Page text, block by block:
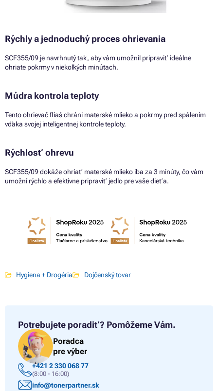
Rýchly a jednoduchý proces ohrievania
SCF355/09 je navrhnutý tak, aby vám umožnil pripraviť ideálne
ohriate pokrmy v niekoľkých minútach.
Múdra kontrola teploty
Tento ohrievač fliaš chráni materské mlieko a pokrmy pred spálením
vďaka svojej inteligentnej kontrole teploty.
Rýchlosť ohrevu
SCF355/09 dokáže ohriať materské mlieko iba za 3 minúty, čo vám
umožní rýchlo a efektívne pripraviť jedlo pre vaše dieťa.
Hygiena + Drogéria Dojčenský tovar
Potrebujete poradiť? Pomôžeme Vám.
Poradca
pre výber
+421 2 330 068 77
(8:00 - 16:00)
info@tonerpartner.sk